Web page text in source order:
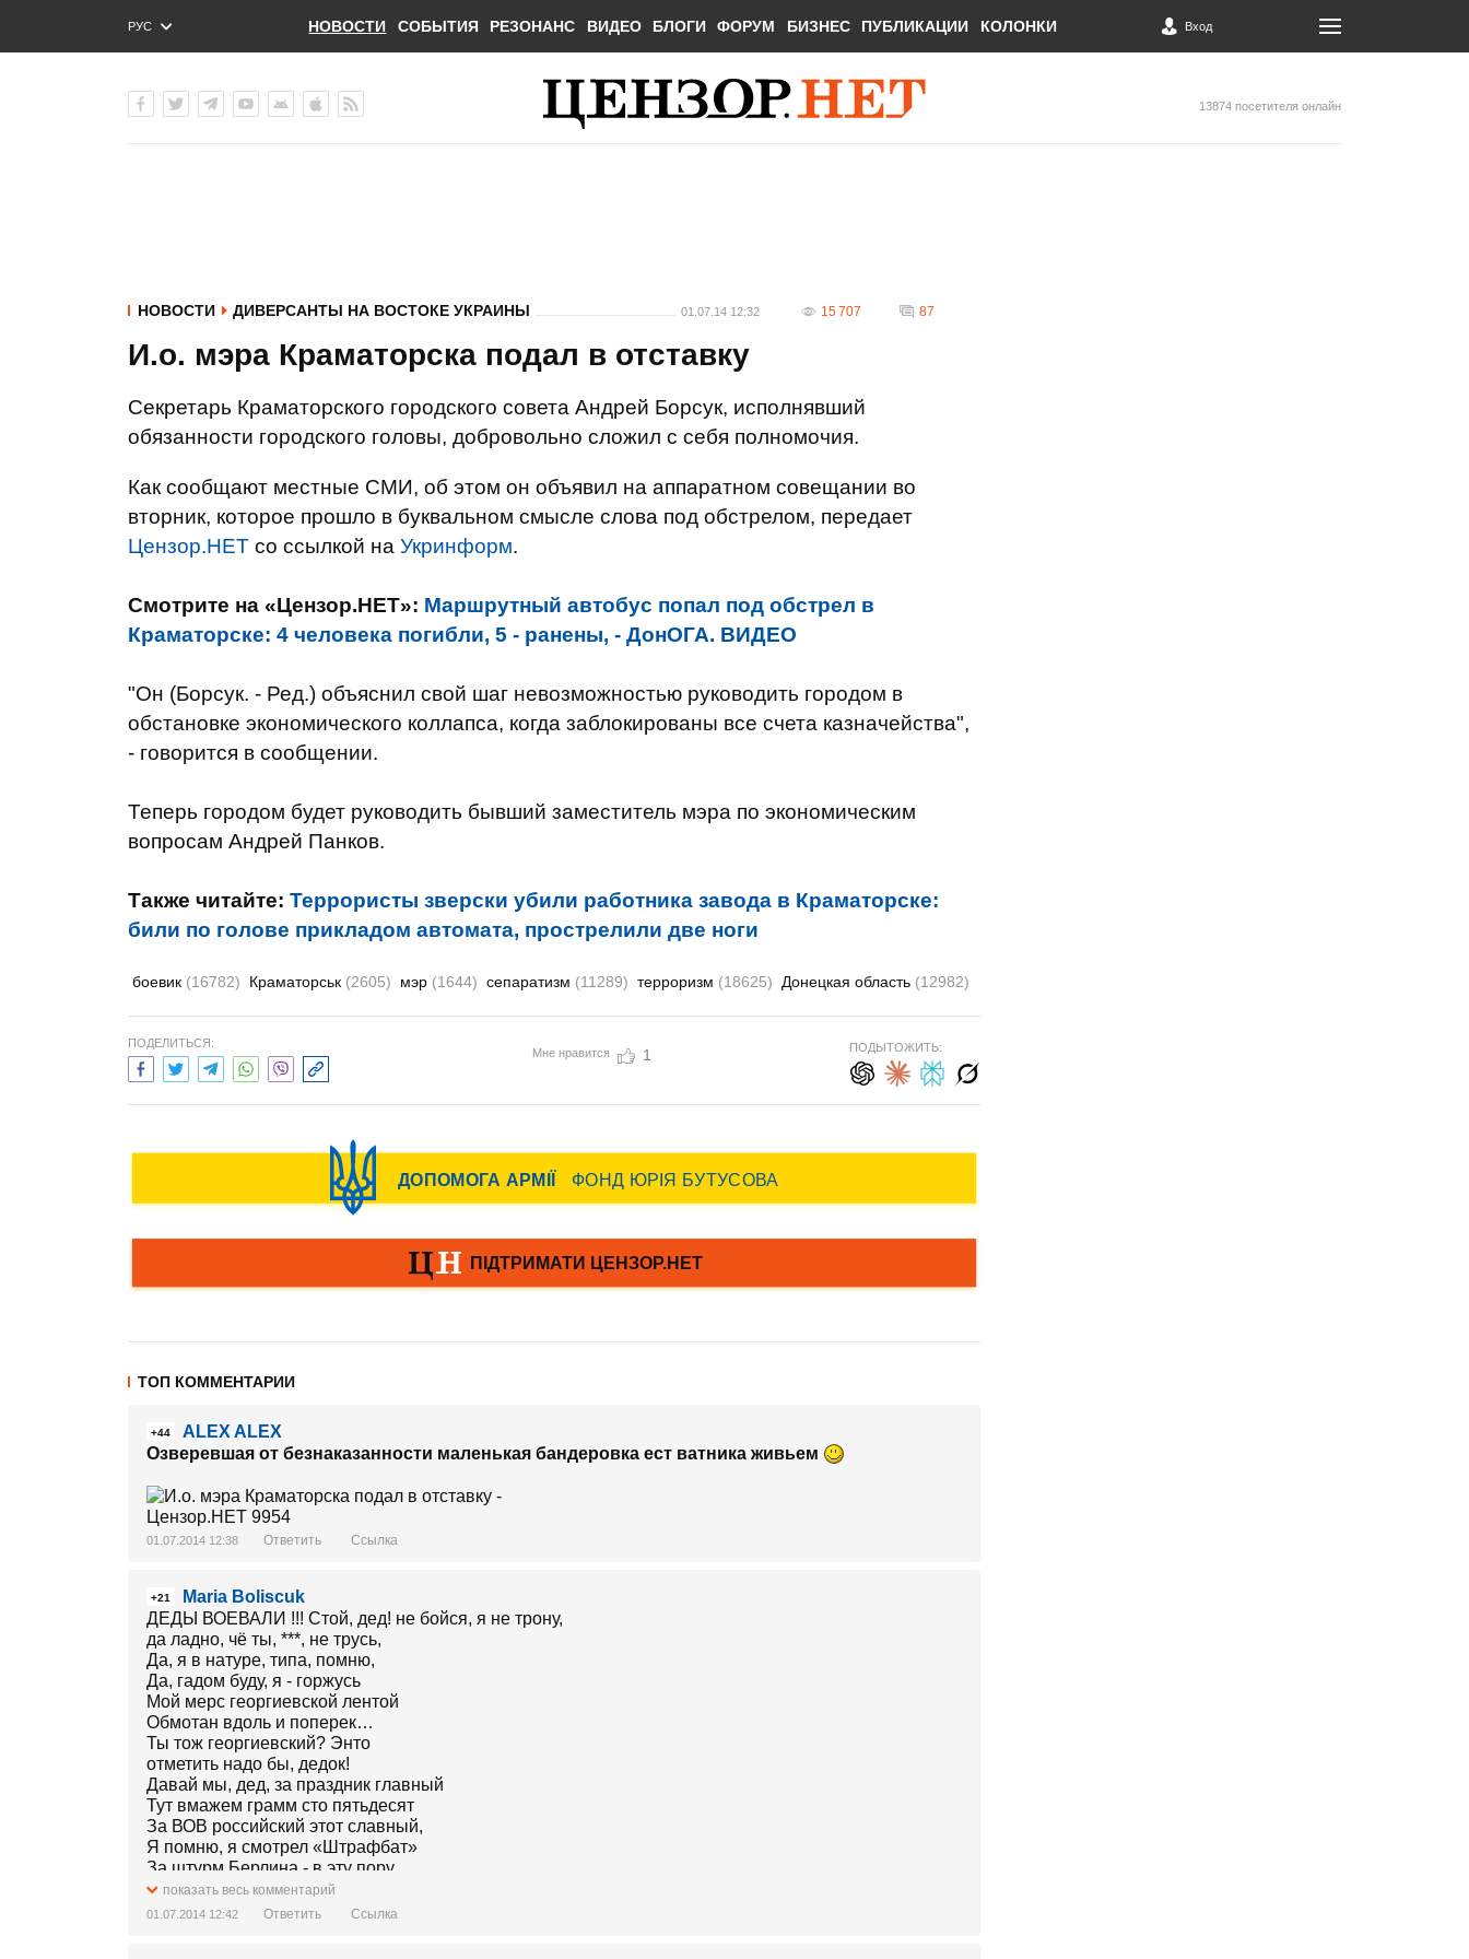
РУС
ENG
НОВОСТИ СОБЫТИЯ РЕЗОНАНС ВИДЕО БЛОГИ ФОРУМ БИЗНЕС ПУБЛИКАЦИИ КОЛОНКИ Вход
13874 посетителя онлайн
НОВОСТИ ДИВЕРСАНТЫ НА ВОСТОКЕ УКРАИНЫ 01.07.14 12:32 15 707 87
И.о. мэра Краматорска подал в отставку
Секретарь Краматорского городского совета Андрей Борсук, исполнявший
обязанности городского головы, добровольно сложил с себя полномочия.
Как сообщают местные СМИ, об этом он объявил на аппаратном совещании во
вторник, которое прошло в буквальном смысле слова под обстрелом, передает
Цензор.НЕТ со ссылкой на Укринформ.
Смотрите на «Цензор.НЕТ»: Маршрутный автобус попал под обстрел в
Краматорске: 4 человека погибли, 5 - ранены, - ДонОГА. ВИДЕО
"Он (Борсук. - Ред.) объяснил свой шаг невозможностью руководить городом в
обстановке экономического коллапса, когда заблокированы все счета казначейства",
- говорится в сообщении.
Теперь городом будет руководить бывший заместитель мэра по экономическим
вопросам Андрей Панков.
Также читайте: Террористы зверски убили работника завода в Краматорске:
били по голове прикладом автомата, прострелили две ноги
боевик (16782) Краматорськ (2605) мэр (1644) сепаратизм (11289) терроризм (18625) Донецкая область (12982)
ПОДЕЛИТЬСЯ:
Мне нравится 1 ПОДЫТОЖИТЬ:
ТОП КОММЕНТАРИИ
+44
ALEX ALEX
Озверевшая от безнаказанности маленькая бандеровка ест ватника живьем
01.07.2014 12:38 Ответить Ссылка
+21
Maria Boliscuk
ДЕДЫ ВОЕВАЛИ !!! Стой, дед! не бойся, я не трону,
да ладно, чё ты, ***, не трусь,
Да, я в натуре, типа, помню,
Да, гадом буду, я - горжусь
Мой мерс георгиевской лентой
Обмотан вдоль и поперек…
Ты тож георгиевский? Энто
отметить надо бы, дедок!
Давай мы, дед, за праздник главный
Тут вмажем грамм сто пятьдесят
За ВОВ российский этот славный,
Я помню, я смотрел «Штрафбат»
За штурм Берлина - в эту пору
Горел Рейхсталер… иль Рейхстаг?
И как там Кантор и Киркоров
показать весь комментарий
01.07.2014 12:42 Ответить Ссылка